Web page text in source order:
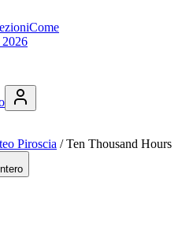
Come
Piroscia /Ten Thousand Hours